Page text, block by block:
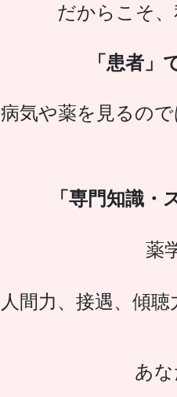
だからこそ
「患者
病気や薬を見るの
「専門知識
薬
人間力、接遇、傾
あな